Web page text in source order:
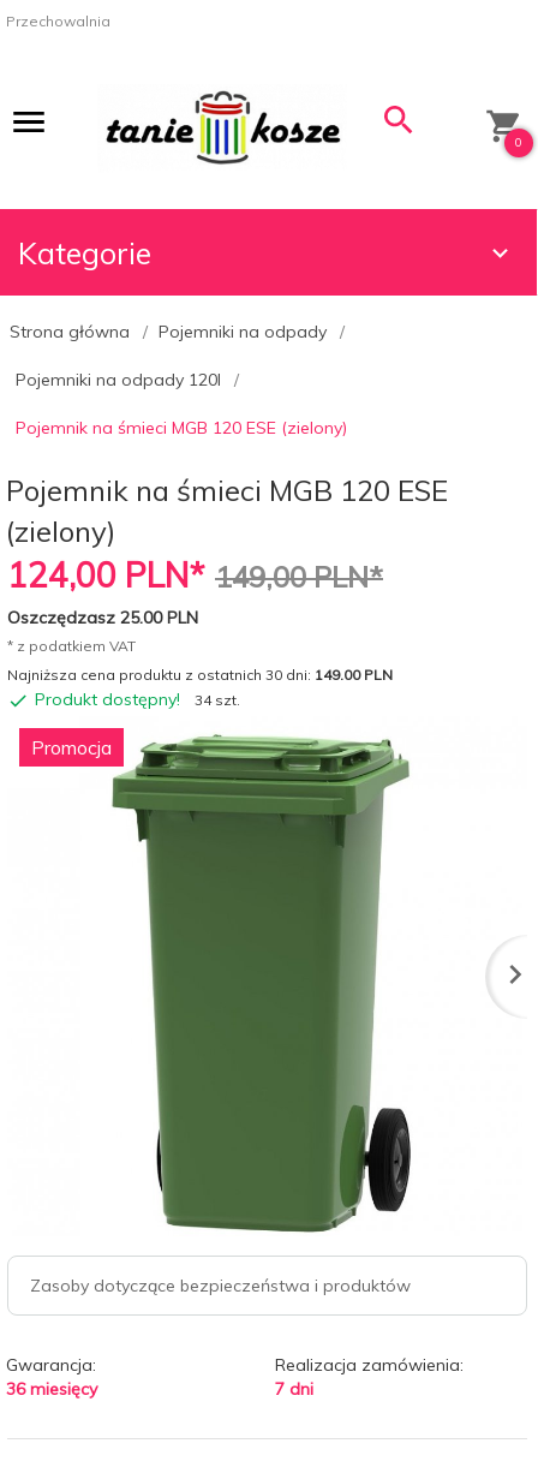
Przechowalnia
0
Kategorie
Strona główna Pojemniki na odpady
Pojemniki na odpady 120l
Pojemnik na śmieci MGB 120 ESE (zielony)
Pojemnik na śmieci MGB 120 ESE
(zielony)
124,00 PLN* 149,00 PLN*
Oszczędzasz 25.00 PLN
* z podatkiem VAT
Najniższa cena produktu z ostatnich 30 dni: 149.00 PLN
Produkt dostępny! 34 szt.
Promocja
Zasoby dotyczące bezpieczeństwa i produktów
Gwarancja:
36 miesięcy
Realizacja zamówienia:
7 dni